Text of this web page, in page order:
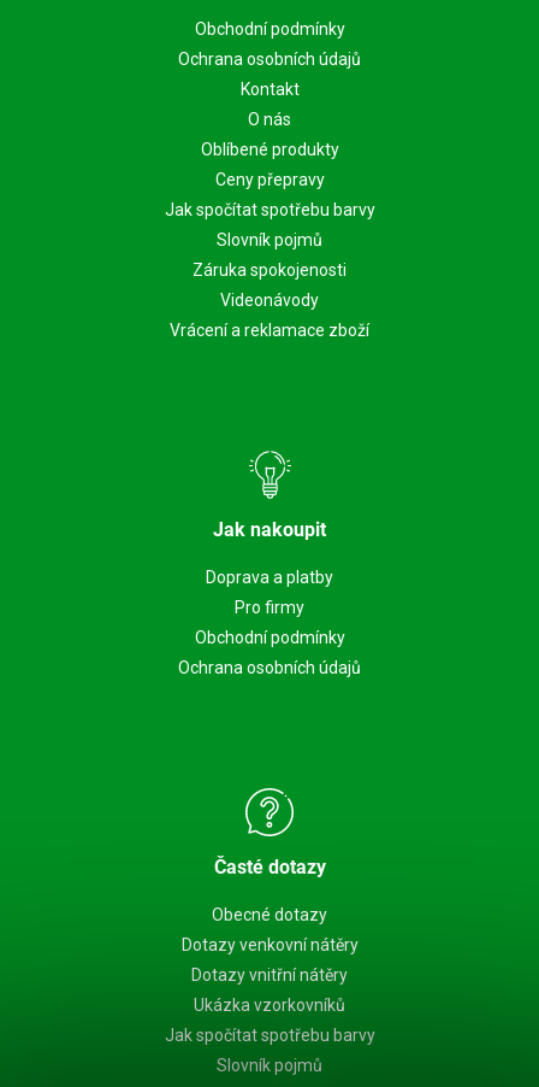
Obchodní podmínky
Ochrana osobních údajů
Kontakt
O nás
Oblíbené produkty
Ceny přepravy
Jak spočítat spotřebu barvy
Slovník pojmů
Záruka spokojenosti
Videonávody
Vrácení a reklamace zboží
Jak nakoupit
Doprava a platby
Pro firmy
Obchodní podmínky
Ochrana osobních údajů
Časté dotazy
Obecné dotazy
Dotazy venkovní nátěry
Dotazy vnitřní nátěry
Ukázka vzorkovníků
Jak spočítat spotřebu barvy
Slovník pojmů